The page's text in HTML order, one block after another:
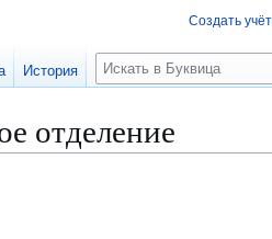
отделение
Создать
История
П
о
с
к